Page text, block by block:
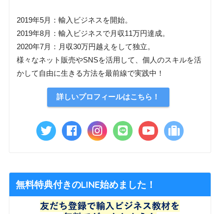
2019年5月：輸入ビジネスを開始。
2019年8月：輸入ビジネスで月収11万円達成。
2020年7月：月収30万円越えをして独立。
様々なネット販売やSNSを活用して、個人のスキルを活
かして自由に生きる方法を最前線で実践中！
詳しいプロフィールはこちら！
無料特典付きのLINE始めました！